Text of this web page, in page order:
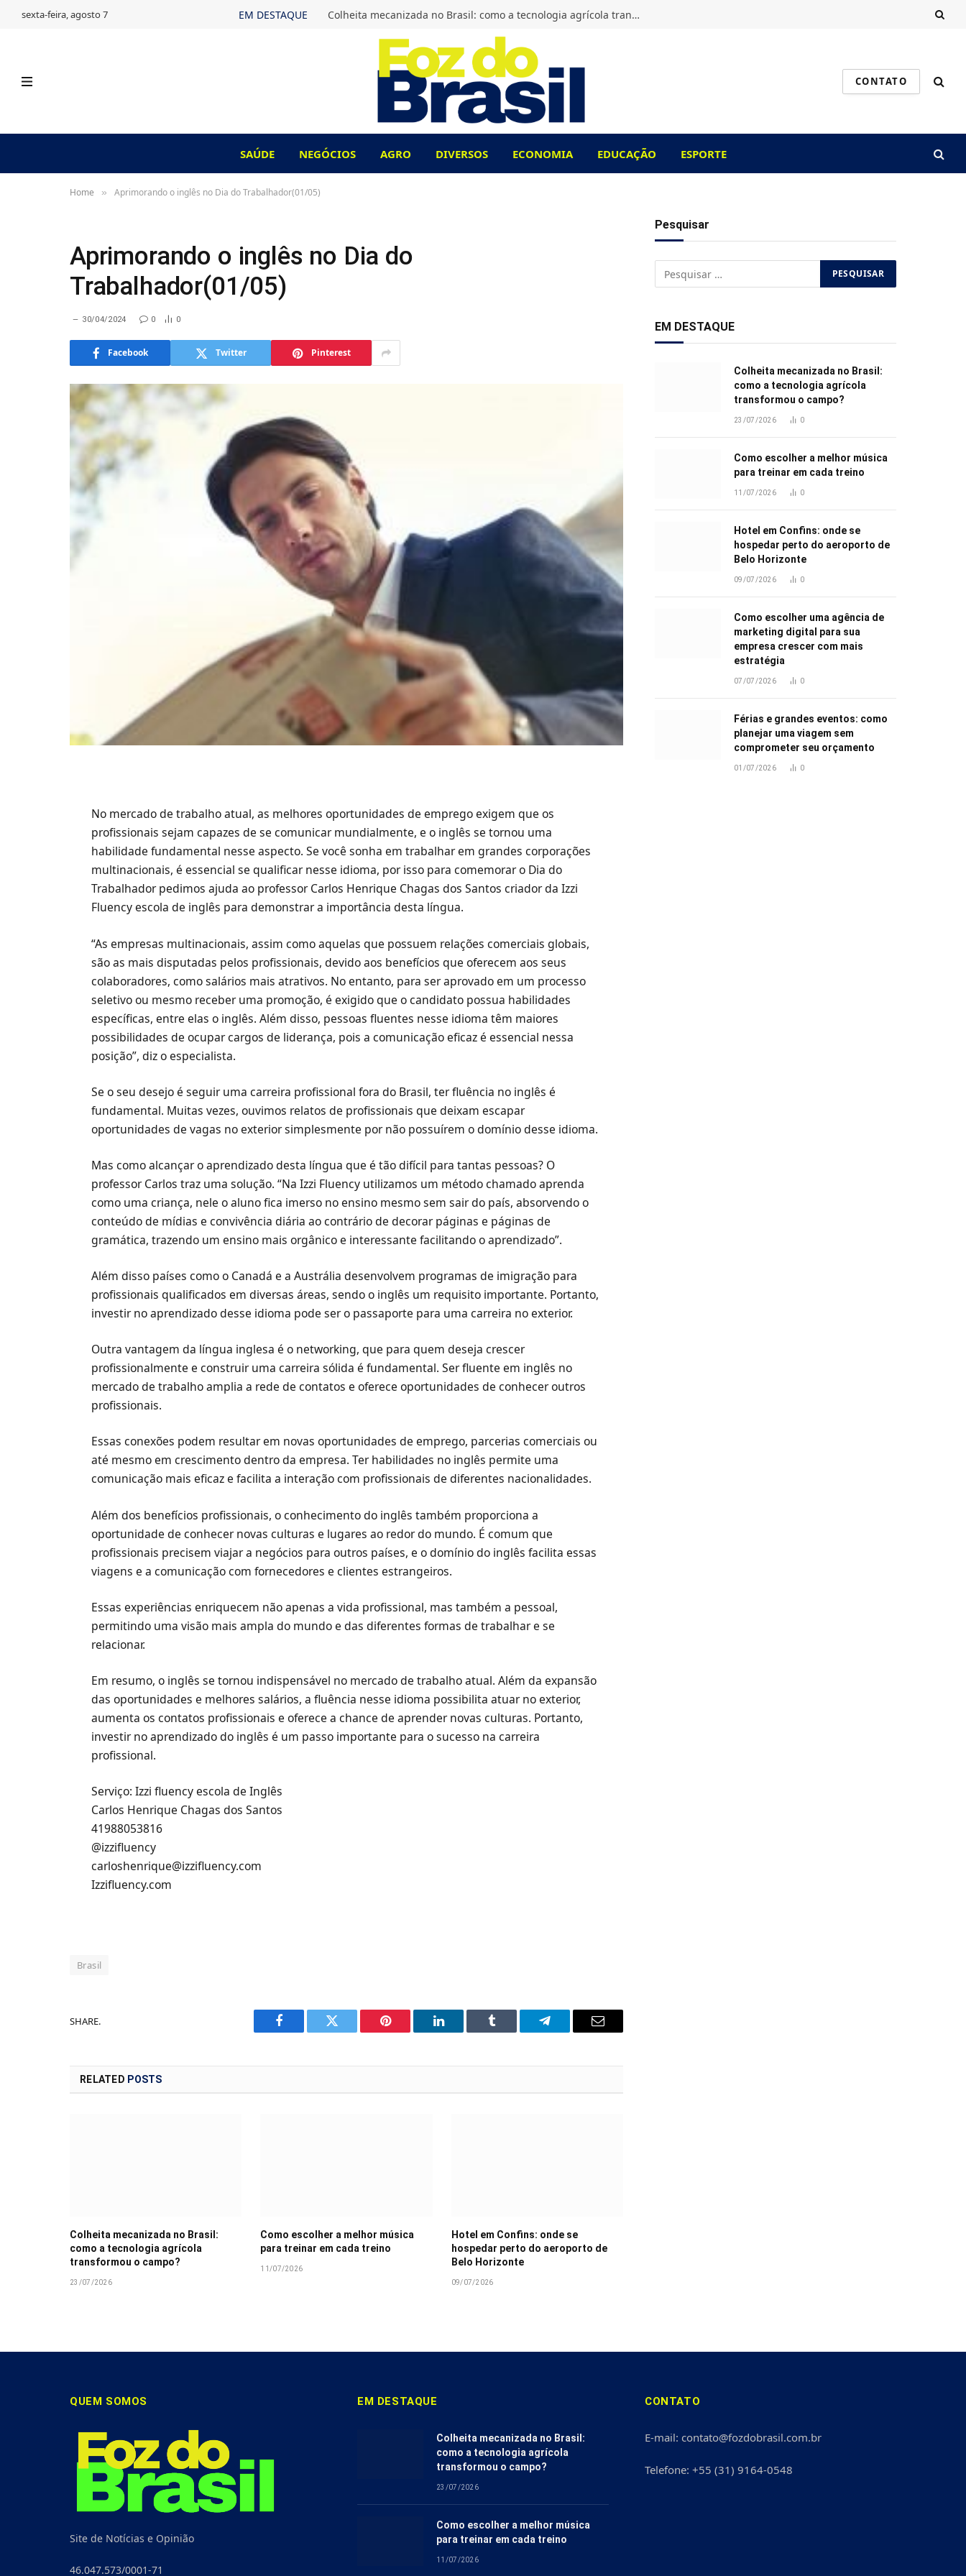
sexta-feira, agosto 7 EM DESTAQUE Colheita mecanizada no Brasil: como a tecnologia agrícola transformou o campo?
CONTATO
SAÚDE NEGÓCIOS AGRO DIVERSOS ECONOMIA EDUCAÇÃO ESPORTE
Home » Aprimorando o inglês no Dia do Trabalhador(01/05)
Aprimorando o inglês no Dia do
Trabalhador(01/05)
30/04/2024 0 0
Facebook Twitter Pinterest
No mercado de trabalho atual, as melhores oportunidades de emprego exigem que os
profissionais sejam capazes de se comunicar mundialmente, e o inglês se tornou uma
habilidade fundamental nesse aspecto. Se você sonha em trabalhar em grandes corporações
multinacionais, é essencial se qualificar nesse idioma, por isso para comemorar o Dia do
Trabalhador pedimos ajuda ao professor Carlos Henrique Chagas dos Santos criador da Izzi
Fluency escola de inglês para demonstrar a importância desta língua.
“As empresas multinacionais, assim como aquelas que possuem relações comerciais globais,
são as mais disputadas pelos profissionais, devido aos benefícios que oferecem aos seus
colaboradores, como salários mais atrativos. No entanto, para ser aprovado em um processo
seletivo ou mesmo receber uma promoção, é exigido que o candidato possua habilidades
específicas, entre elas o inglês. Além disso, pessoas fluentes nesse idioma têm maiores
possibilidades de ocupar cargos de liderança, pois a comunicação eficaz é essencial nessa
posição”, diz o especialista.
Se o seu desejo é seguir uma carreira profissional fora do Brasil, ter fluência no inglês é
fundamental. Muitas vezes, ouvimos relatos de profissionais que deixam escapar
oportunidades de vagas no exterior simplesmente por não possuírem o domínio desse idioma.
Mas como alcançar o aprendizado desta língua que é tão difícil para tantas pessoas? O
professor Carlos traz uma solução. “Na Izzi Fluency utilizamos um método chamado aprenda
como uma criança, nele o aluno fica imerso no ensino mesmo sem sair do país, absorvendo o
conteúdo de mídias e convivência diária ao contrário de decorar páginas e páginas de
gramática, trazendo um ensino mais orgânico e interessante facilitando o aprendizado”.
Além disso países como o Canadá e a Austrália desenvolvem programas de imigração para
profissionais qualificados em diversas áreas, sendo o inglês um requisito importante. Portanto,
investir no aprendizado desse idioma pode ser o passaporte para uma carreira no exterior.
Outra vantagem da língua inglesa é o networking, que para quem deseja crescer
profissionalmente e construir uma carreira sólida é fundamental. Ser fluente em inglês no
mercado de trabalho amplia a rede de contatos e oferece oportunidades de conhecer outros
profissionais.
Essas conexões podem resultar em novas oportunidades de emprego, parcerias comerciais ou
até mesmo em crescimento dentro da empresa. Ter habilidades no inglês permite uma
comunicação mais eficaz e facilita a interação com profissionais de diferentes nacionalidades.
Além dos benefícios profissionais, o conhecimento do inglês também proporciona a
oportunidade de conhecer novas culturas e lugares ao redor do mundo. É comum que
profissionais precisem viajar a negócios para outros países, e o domínio do inglês facilita essas
viagens e a comunicação com fornecedores e clientes estrangeiros.
Essas experiências enriquecem não apenas a vida profissional, mas também a pessoal,
permitindo uma visão mais ampla do mundo e das diferentes formas de trabalhar e se
relacionar.
Em resumo, o inglês se tornou indispensável no mercado de trabalho atual. Além da expansão
das oportunidades e melhores salários, a fluência nesse idioma possibilita atuar no exterior,
aumenta os contatos profissionais e oferece a chance de aprender novas culturas. Portanto,
investir no aprendizado do inglês é um passo importante para o sucesso na carreira
profissional.
Serviço: Izzi fluency escola de Inglês
Carlos Henrique Chagas dos Santos
41988053816
@izzifluency
carloshenrique@izzifluency.com
Izzifluency.com
Brasil
SHARE.
Facebook Twitter Pinterest LinkedIn Tumblr Telegram Email
RELATED POSTS
Colheita mecanizada no Brasil:
como a tecnologia agrícola
transformou o campo?
23/07/2026
Como escolher a melhor música
para treinar em cada treino
11/07/2026
Hotel em Confins: onde se
hospedar perto do aeroporto de
Belo Horizonte
09/07/2026
Pesquisar
EM DESTAQUE
Colheita mecanizada no Brasil:
como a tecnologia agrícola
transformou o campo?
23/07/2026 0
Como escolher a melhor música
para treinar em cada treino
11/07/2026 0
Hotel em Confins: onde se
hospedar perto do aeroporto de
Belo Horizonte
09/07/2026 0
Como escolher uma agência de
marketing digital para sua
empresa crescer com mais
estratégia
07/07/2026 0
Férias e grandes eventos: como
planejar uma viagem sem
comprometer seu orçamento
01/07/2026 0
QUEM SOMOS
Site de Notícias e Opinião
46.047.573/0001-71
EM DESTAQUE
Colheita mecanizada no Brasil:
como a tecnologia agrícola
transformou o campo?
23/07/2026
Como escolher a melhor música
para treinar em cada treino
11/07/2026
CONTATO
E-mail: contato@fozdobrasil.com.br
Telefone: +55 (31) 9164-0548